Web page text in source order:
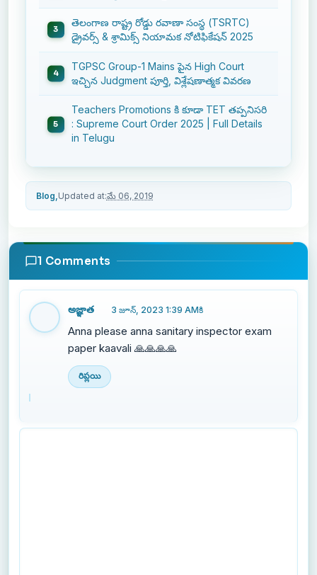
తెలంగాణ రాష్ట్ర రోడ్డు రవాణా సంస్థ (TSRTC)
డ్రైవర్స్ & శ్రామిక్స్ నియామక నోటిఫికేషన్ 2025
TGPSC Group-1 Mains పైన High Court
ఇచ్చిన Judgment పూర్తి, విశ్లేషణాత్మక వివరణ
Teachers Promotions కి కూడా TET తప్పనిసరి
: Supreme Court Order 2025 | Full Details
in Telugu
Blog, Updated at:మే 06, 2019
1 Comments
అజ్ఞాత 3 జూన్, 2023 1:39 AMకి
Anna please anna sanitary inspector exam
paper kaavali 🙏🙏🙏🙏
రిప్లయి